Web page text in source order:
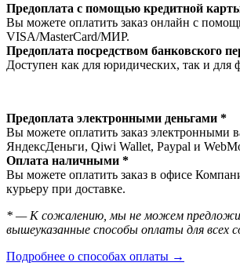
Предоплата с помощью кредитной
Вы можете оплатить заказ онлайн с
VISA/MasterСard/МИР.
Предоплата посредством банковского
Доступен как для юридических, так и для
Предоплата электронными деньгами *
Вы можете оплатить заказ электронными
ЯндексДеньги, Qiwi Wallet, Paypal и
Оплата наличными *
Вы можете оплатить заказ в офисе
курьеру при доставке.
* — К сожалению, мы не можем
вышеуказанные способы оплаты для всех
Подробнее о способах оплаты →